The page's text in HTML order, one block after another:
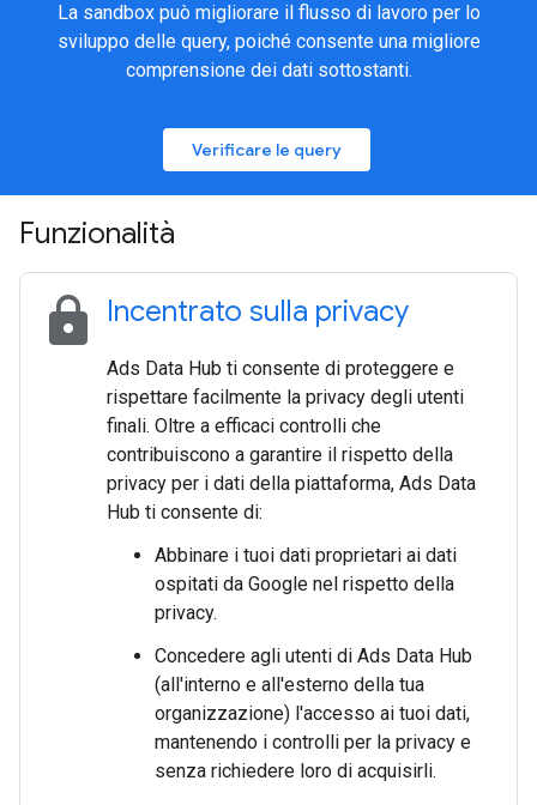
La sandbox può migliorare il flusso di lavoro per lo
sviluppo delle query, poiché consente una migliore
comprensione dei dati sottostanti.
Verificare le query
Funzionalità
lock Incentrato sulla privacy
Ads Data Hub ti consente di proteggere e
rispettare facilmente la privacy degli utenti
finali. Oltre a efficaci controlli che
contribuiscono a garantire il rispetto della
privacy per i dati della piattaforma, Ads Data
Hub ti consente di:
Abbinare i tuoi dati proprietari ai dati
ospitati da Google nel rispetto della
privacy.
Concedere agli utenti di Ads Data Hub
(all'interno e all'esterno della tua
organizzazione) l'accesso ai tuoi dati,
mantenendo i controlli per la privacy e
senza richiedere loro di acquisirli.